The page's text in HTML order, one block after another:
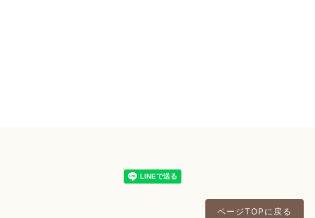
ページTOPに戻る